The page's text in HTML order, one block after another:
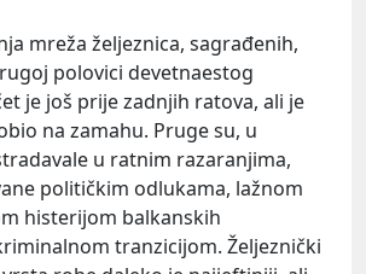
mreža željeznica, sagrađenih,
polovici devetnaestog
je još prije zadnjih ratova, ali je
na zamahu. Pruge su, u
u ratnim razaranjima,
političkim odlukama, lažnom
histerijom balkanskih
tranzicijom. Željeznički